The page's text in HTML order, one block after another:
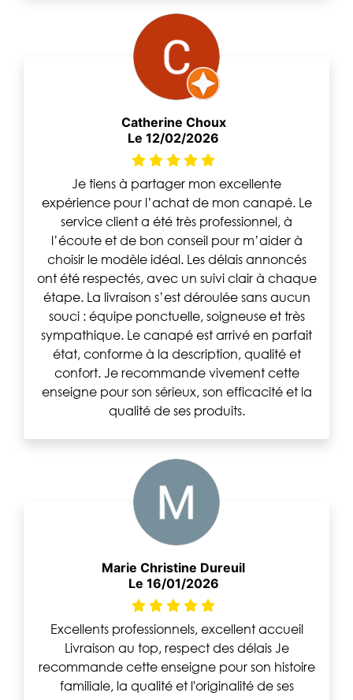
Catherine Choux
Le 12/02/2026
Je tiens à partager mon excellente
expérience pour l’achat de mon canapé. Le
service client a été très professionnel, à
l’écoute et de bon conseil pour m’aider à
choisir le modèle idéal. Les délais annoncés
ont été respectés, avec un suivi clair à chaque
étape. La livraison s’est déroulée sans aucun
souci : équipe ponctuelle, soigneuse et très
sympathique. Le canapé est arrivé en parfait
état, conforme à la description, qualité et
confort. Je recommande vivement cette
enseigne pour son sérieux, son efficacité et la
qualité de ses produits.
Marie Christine Dureuil
Le 16/01/2026
Excellents professionnels, excellent accueil
Livraison au top, respect des délais Je
recommande cette enseigne pour son histoire
familiale, la qualité et l'originalité de ses